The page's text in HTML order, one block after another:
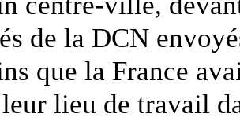
de la DCN
que la France
lieu de travail